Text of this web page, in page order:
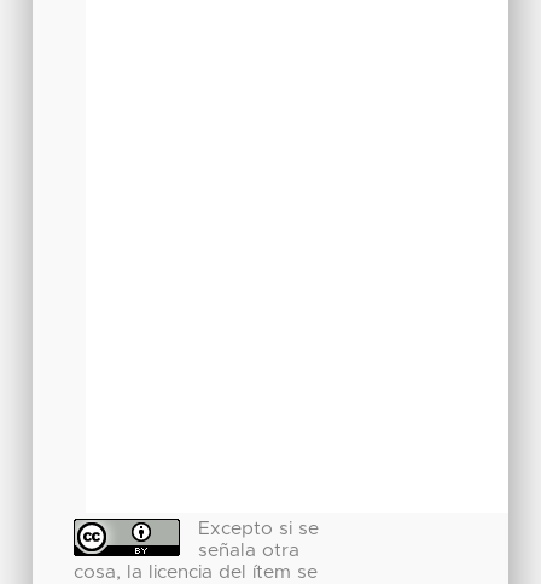
Excepto si se
señala otra
cosa, la licencia del ítem se